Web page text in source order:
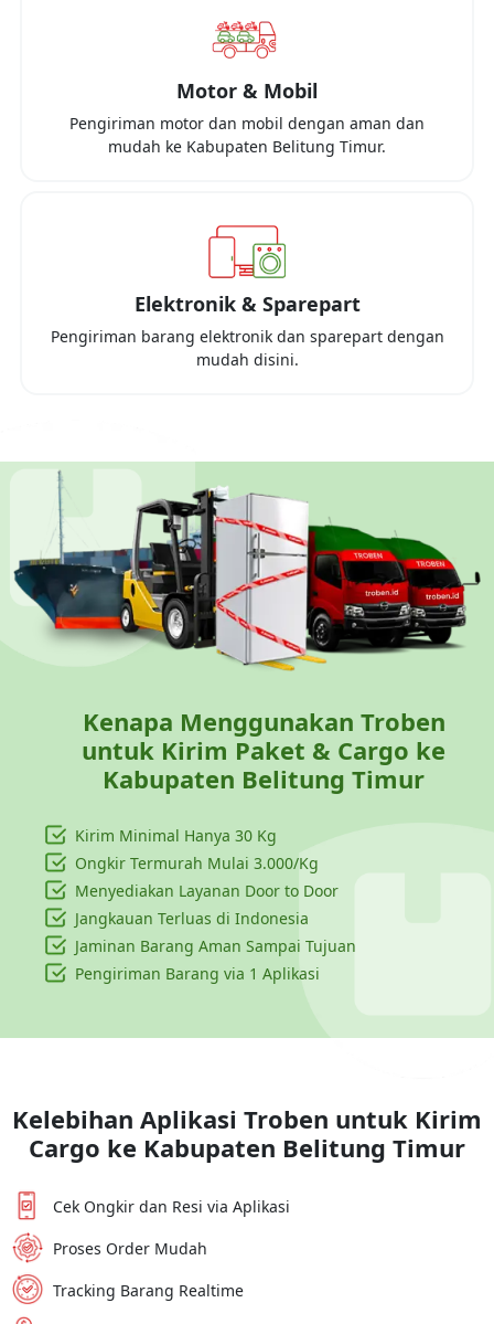
Motor & Mobil
Pengiriman motor dan mobil dengan aman dan
mudah ke Kabupaten Belitung Timur.
Elektronik & Sparepart
Pengiriman barang elektronik dan sparepart dengan
mudah disini.
Kenapa Menggunakan Troben
untuk Kirim Paket & Cargo ke
Kabupaten Belitung Timur
Kirim Minimal Hanya 30 Kg
Ongkir Termurah Mulai 3.000/Kg
Menyediakan Layanan Door to Door
Jangkauan Terluas di Indonesia
Jaminan Barang Aman Sampai Tujuan
Pengiriman Barang via 1 Aplikasi
Kelebihan Aplikasi Troben untuk Kirim
Cargo ke Kabupaten Belitung Timur
Cek Ongkir dan Resi via Aplikasi
Proses Order Mudah
Tracking Barang Realtime